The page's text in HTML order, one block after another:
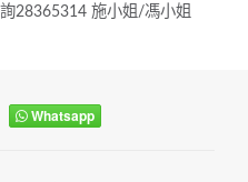
28365314 施小姐/馮小姐
Whatsapp